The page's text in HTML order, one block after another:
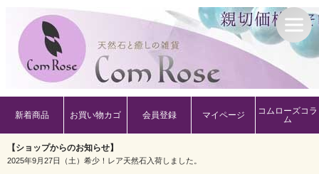
新着商品 お買い物カゴ 会員登録 マイページ
コムローズコラ
ム
【ショップからのお知らせ】
2025年9月27日（土）希少！レア天然石入荷しました。